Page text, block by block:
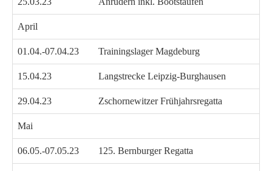
April
01.04.-07.04.23 Trainingslager Magdeburg
15.04.23 Langstrecke Leipzig-Burghausen
29.04.23 Zschornewitzer Frühjahrsregatta
Mai
06.05.-07.05.23 125. Bernburger Regatta